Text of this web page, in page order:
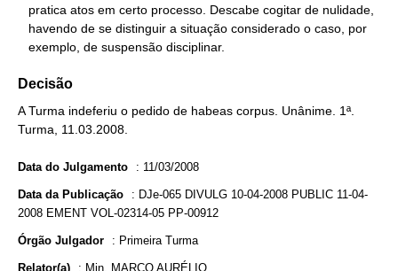
   exemplo, de suspensão disciplinar.
Decisão
A Turma indeferiu o pedido de habeas corpus. Unânime. 1ª.
Turma, 11.03.2008.
Data do Julgamento : 11/03/2008
Data da Publicação : DJe-065 DIVULG 10-04-2008 PUBLIC 11-04-
2008 EMENT VOL-02314-05 PP-00912
Órgão Julgador : Primeira Turma
Relator(a) : Min. MARCO AURÉLIO